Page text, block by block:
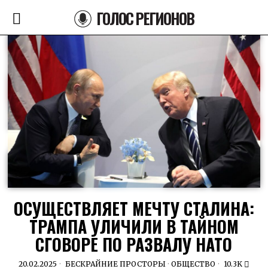
ГОЛОС РЕГИОНОВ
ОСУЩЕСТВЛЯЕТ МЕЧТУ СТАЛИНА:
ТРАМПА УЛИЧИЛИ В ТАЙНОМ
СГОВОРЕ ПО РАЗВАЛУ НАТО
20.02.2025 БЕСКРАЙНИЕ ПРОСТОРЫ · ОБЩЕСТВО 10.3K